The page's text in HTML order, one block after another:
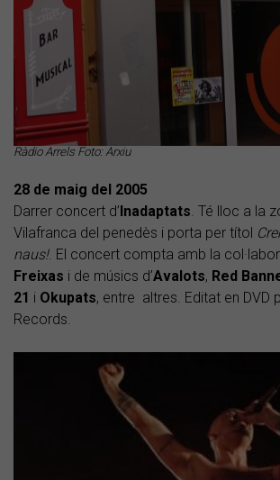
Ràdio Arrels Foto: Arxiu
28 de maig del 2005
Darrer concert d’Inadaptats. Té lloc a la
Vilafranca del penedès i porta per títol
naus!. El concert compta amb la
Freixas i de músics d’Avalots, Red
21 i Okupats, entre altres. Editat en DVD
Records.